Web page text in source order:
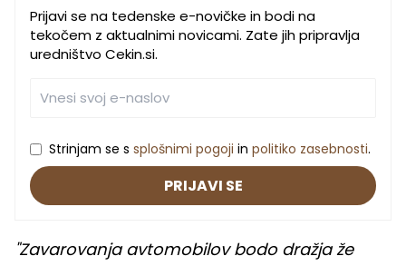
Prijavi se na tedenske e-novičke in bodi na
tekočem z aktualnimi novicami. Zate jih pripravlja
uredništvo Cekin.si.
Strinjam se s splošnimi pogoji in politiko zasebnosti.
PRIJAVI SE
"Zavarovanja avtomobilov bodo dražja že